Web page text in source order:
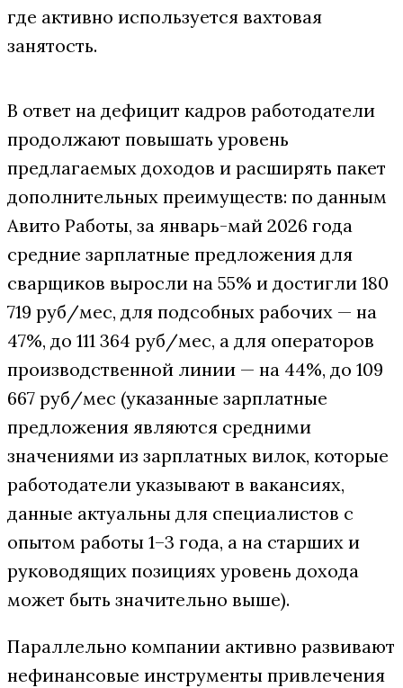
где активно используется вахтовая
занятость.
В ответ на дефицит кадров работодатели
продолжают повышать уровень
предлагаемых доходов и расширять пакет
дополнительных преимуществ: по данным
Авито Работы, за январь-май 2026 года
средние зарплатные предложения для
сварщиков выросли на 55% и достигли 180
719 руб/мес, для подсобных рабочих — на
47%, до 111 364 руб/мес, а для операторов
производственной линии — на 44%, до 109
667 руб/мес (указанные зарплатные
предложения являются средними
значениями из зарплатных вилок, которые
работодатели указывают в вакансиях,
данные актуальны для специалистов с
опытом работы 1–3 года, а на старших и
руководящих позициях уровень дохода
может быть значительно выше).
Параллельно компании активно развивают
нефинансовые инструменты привлечения